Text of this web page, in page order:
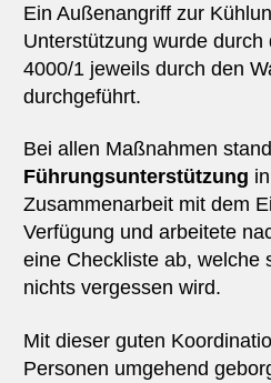
Ein Außenangriff zur
Unterstützung wurde
4000/1 jeweils durch den
durchgeführt.
Bei allen Maßnahmen
Führungsunterstützung
Zusammenarbeit mit dem
Verfügung und arbeitete
eine Checkliste ab, welche
nichts vergessen wird.
Mit dieser guten
Personen umgehend